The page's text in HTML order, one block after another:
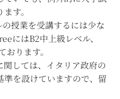
す。
授業を受講するには少な
にはB2中上級レベル、
ります。
関しては、イタリア政府の
を設けていますので、留